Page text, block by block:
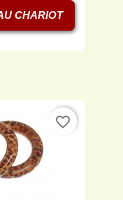
CHARIOT
favorite_border